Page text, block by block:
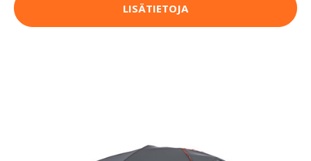
LISÄTIETOJA